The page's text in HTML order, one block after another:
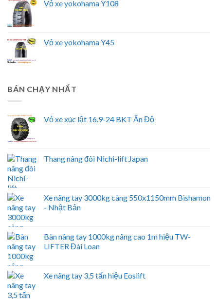
Vỏ xe yokohama Y108
Vỏ xe yokohama Y45
BÁN CHẠY NHẤT
Vỏ xe xúc lật 16.9-24 BKT Ấn Độ
Thang nâng đôi Nichi-lift Japan
Xe nâng tay 3000kg càng 550x1150mm Bishamon
- Nhật Bản
Bàn nâng tay 1000kg nâng cao 1m hiệu TW-
LIFTER Đài Loan
Xe nâng tay 3,5 tấn hiệu Eoslift